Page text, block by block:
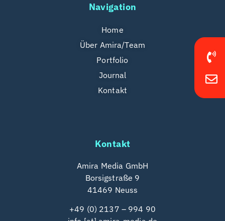
Navigation
Home
Über Amira/Team
Portfolio
Journal
Kontakt
Kontakt
Amira Media GmbH
Borsigstraße 9
41469 Neuss
+49 (0) 2137 – 994 90